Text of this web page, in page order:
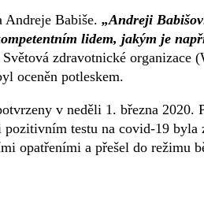
Babiše. „Andreji
lidem, jakým je
zdravotnické organizace
oceněn potleskem.
v neděli 1. března 2020.
testu na covid-19 byla
opatřeními a přešel do režimu